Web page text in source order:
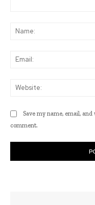
Save my name, email,
comment.